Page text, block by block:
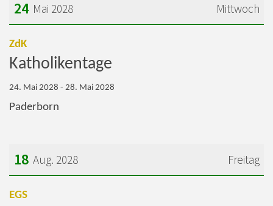
Mittwoch
24 Mai 2028
Datum: 24. Mai 2028
ZdK:
Katholikentage
24. Mai 2028 - 28. Mai 2028
Paderborn
Freitag
18 Aug. 2028
EGS: